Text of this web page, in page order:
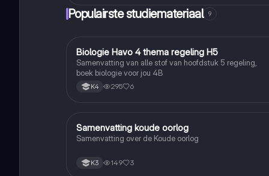
Populairste studiemateriaal 9
Biologie
Biologie Havo 4 thema regeling H5
Samenvatting van alle stof van hoofdstuk 5 regeling,
boek biologie voor jou 4B
K4 295 6
Geschiedenis
Samenvatting koude oorlog
Samenvatting over de Koude oorlog
K3 149 3